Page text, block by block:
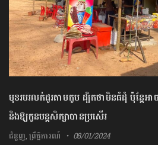
មុខរបរលក់ដូរតាមតូប ដ្បិតថាមិនធំដុំ ប៉ុន្តែអ
និងឱ្យកូនបន្តសិក្សាបានប្រសើរ
ជំនួញ,ព្រឹត្តិការណ៍ 08/01/2024